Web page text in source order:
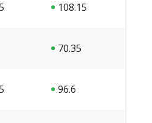
108.15
70.35
96.6